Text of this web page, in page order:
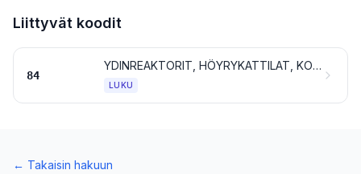
Liittyvät koodit
84
YDINREAKTORIT, HÖYRYKATTILAT, KONEET JA MEKAANISET LAITTEET; NIIDEN OSAT
LUKU
← Takaisin hakuun